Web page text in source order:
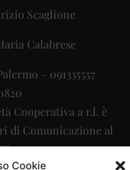
Cookie
Scaglione
Calabrese
– 091335557
Cooperativa a r.l. è
di Comunicazione al